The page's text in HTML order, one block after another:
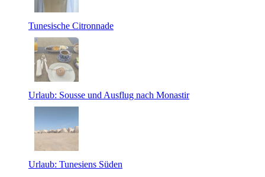
Tunesische Citronnade
Urlaub: Sousse und Ausflug nach Monastir
Urlaub: Tunesiens Süden